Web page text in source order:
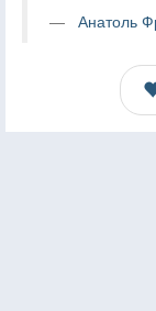
Анатоль